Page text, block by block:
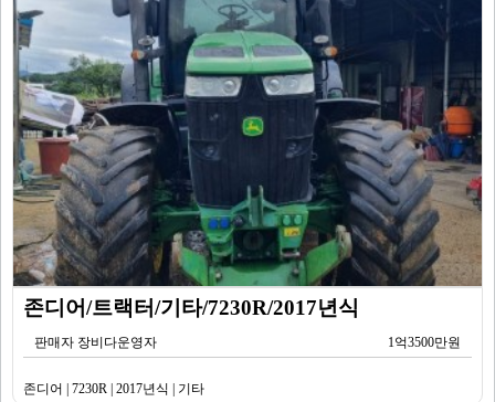
존디어/트랙터/기타/7230R/2017년식
판매자 장비다운영자 1억3500만원
존디어 | 7230R | 2017년식 | 기타